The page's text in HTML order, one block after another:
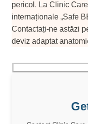
pericol. La Clinic
internaționale „Safe
Contactați-ne astăzi
deviz adaptat